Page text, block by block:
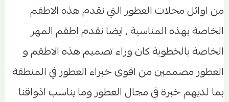
من اوائل محلات العطور التي نقدم هذه الاطقم
الخاصة بهذه المناسبة , ايضا نقدم اطقم المهر
الخاصة بالخطوبة كان وراء تصميم هذه الاطقم و
العطور مصممين من اقوى خبراء العطور في المنطقة
بما لديهم خبرة في مجال العطور وما يناسب اذواقنا